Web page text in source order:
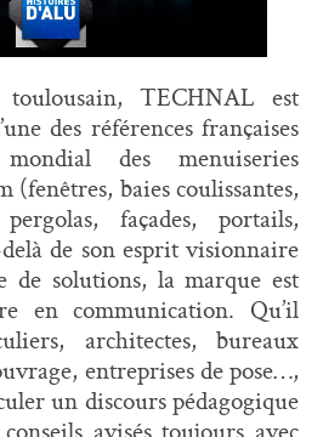
TECHNAL est
des références françaises
des menuiseries
baies coulissantes,
façades, portails,
de son esprit visionnaire
de solutions, la marque est
en communication. Qu’il
architectes, bureaux
entreprises de pose…,
un discours pédagogique